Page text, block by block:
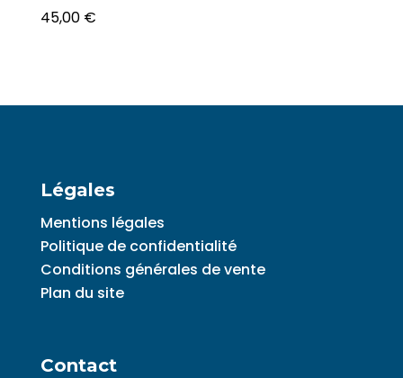
45,00 €
Légales
Mentions légales
Politique de confidentialité
Conditions générales de vente
Plan du site
Contact